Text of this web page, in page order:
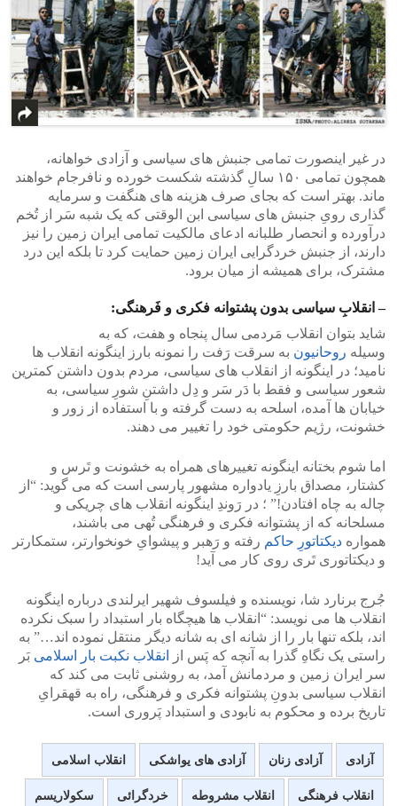
در غیر اینصورت تمامی جنبش های سیاسی و آزادی خواهانه،
همچون تمامی ۱۵۰ سالِ گذشته شکست خورده و نافرجام خواهند
ماند. بهتر است که بجای صرف هزینه های هنگفت و سرمایه
گذاری رویِ جنبش های سیاسی ابن الوقتی که یک شبه سَر از تُخم
درآورده و انحصار طلبانه ادعای مالکیت تمامی ایران زمین را نیز
دارند، از جنبش خردگرایی ایران زمین حمایت کرد تا بلکه این درد
مشترک، برای همیشه از میان برود.
– انقلابِ سیاسی بدون پشتوانه فکری و فَرهنگی:
شاید بتوان انقلاب مَردمی سال پنجاه و هفت، که به
وسیله روحانیون به سرقت رَفت را نمونه بارز اینگونه انقلاب ها
نامید؛ در اینگونه از انقلاب های سیاسی، مردم بدون داشتن کمترین
شعور سیاسی و فقط با دَر سَر و دِل داشتنِ شورِ سیاسی، به
خیابان ها آمده، اسلحه به دست گرفته و با استفاده از زور و
خشونت، رژیم حکومتی خود را تغییر می دهند.
اما شوم بختانه اینگونه تغییرهای همراه به خشونت و تَرس و
کشتار، مصداق بارزِ یادواره مشهور پارسی است که می گوید: “از
چاله به چاه افتادن!” ؛ در رَوندِ اینگونه انقلاب های چریکی و
مسلحانه که از پشتوانه فکری و فرهنگی تُهی می باشند،
همواره دیکتاتورِ حاکم رفته و رَهبر و پیشوایِ خونخوارتر، ستمکارتر
و دیکتاتوری تَری روی کار می آید!
جُرج برنارد شا، نویسنده و فیلسوف شهیر ایرلندی درباره اینگونه
انقلاب ها می نویسد: “انقلاب ها هیچگاه بار استبداد را سبک نکرده
اند، بلکه تنها بار را از شانه ای به شانه دیگر منتقل نموده اند…” به
راستی یک نگاهِ گذرا به آنچه که پَس از
انقلاب نکبت بار اسلامی بَر
سر ایران زمین و مردمانش آمد، به روشنی ثابت می کند که
انقلاب سیاسی بدونِ پشتوانه فکری و فرهنگی، راه به قهقرایِ
تاریخ برده و محکوم به نابودی و استبداد پَروری است.
آزادی آزادی زنان آزادی های یواشکی انقلاب اسلامی
انقلاب فرهنگی انقلاب مشروطه خردگرائی سکولاریسم